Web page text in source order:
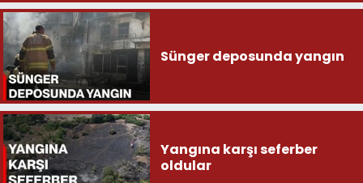
Sünger deposunda yangın
Yangına karşı seferber
oldular